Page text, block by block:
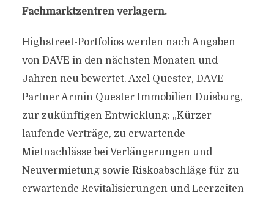
Fachmarktzentren verlagern.
Highstreet-Portfolios werden nach Angaben
von DAVE in den nächsten Monaten und
Jahren neu bewertet. Axel Quester, DAVE-
Partner Armin Quester Immobilien Duisburg,
zur zukünftigen Entwicklung: „Kürzer
laufende Verträge, zu erwartende
Mietnachlässe bei Verlängerungen und
Neuvermietung sowie Riskoabschläge für zu
erwartende Revitalisierungen und Leerzeiten